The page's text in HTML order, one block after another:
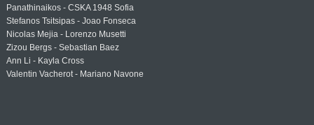
Panathinaikos - CSKA 1948 Sofia
Stefanos Tsitsipas - Joao Fonseca
Nicolas Mejia - Lorenzo Musetti
Zizou Bergs - Sebastian Baez
Ann Li - Kayla Cross
Valentin Vacherot - Mariano Navone